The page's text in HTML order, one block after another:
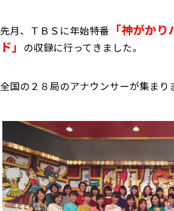
先月、ＴＢＳに年始特番 「神がか
ド」 の収録に行ってきました。
全国の２８局のアナウンサーが集まり